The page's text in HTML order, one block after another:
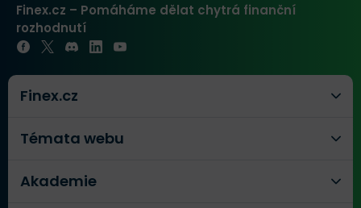
Finex.cz – Pomáháme dělat chytrá finanční
rozhodnutí
Finex.cz
Témata webu
Akademie